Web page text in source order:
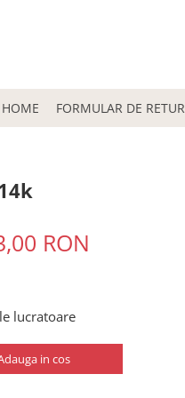
HOME FORMULAR DE RETUR
RON
lucratoare
in cos